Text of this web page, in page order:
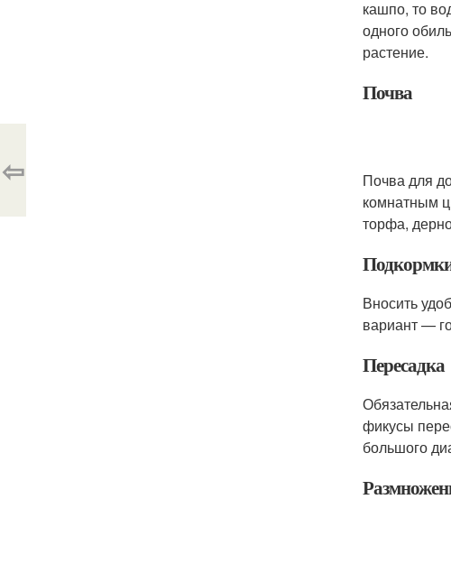
кашпо, то
одного
растение.
Почва
Почва для
комнатным
торфа,
Вносить
вариант —
Пересадка
фикусы
большого
⇦